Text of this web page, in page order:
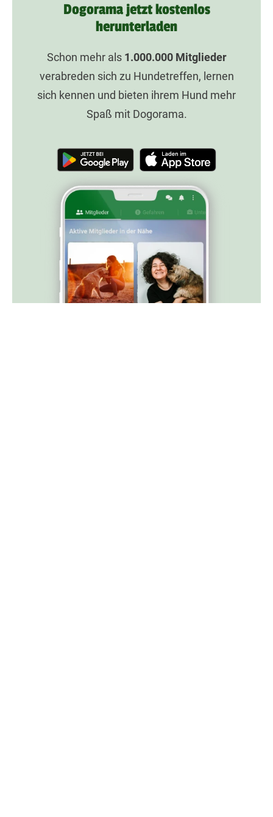
Dogorama jetzt kostenlos
herunterladen
Schon mehr als 1.000.000Mitglieder
verabreden sich zu Hundetreffen, lernen
sich kennen und bieten ihrem Hund mehr
Spaß mit Dogorama.